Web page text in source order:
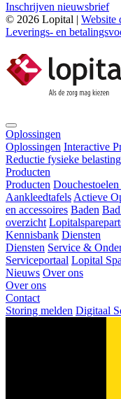
Inschrijven nieuwsbrief
© 2026 Lopital |
Leverings- en
Oplossingen
Oplossingen Interactive
Reductie fysieke belasting
Producten
Producten
Aankleedtafels Actieve
en accessoires Baden
overzicht
Kennisbank Diensten
Diensten Service &
Serviceportaal Lopital
Nieuws Over ons
Over ons
Contact
Storing melden Digitaal